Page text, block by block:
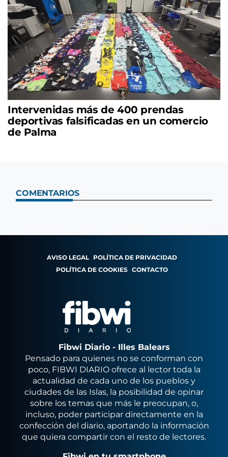
Intervenidas más de 400 prendas
deportivas falsificadas en un comercio
de Palma
COMENTARIOS
AVISO LEGAL POLÍTICA DE PRIVACIDAD
POLÍTICA DE COOKIES CONTACTO
Fibwi Diario - Illes Balears
Pensado para quienes no se conforman con
poco, FIBWI DIARIO ofrece al lector toda la
actualidad de cada uno de los pueblos y
ciudades de las Islas, la posibilidad de opinar
sobre los temas que más le preocupan, o,
incluso, poder participar directamente en la
confección del diario, aportando la información
que quiera compartir con el resto de lectores.